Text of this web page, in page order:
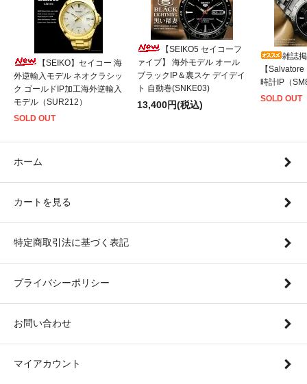
【SEIKO】セイコー 海
外逆輸入モデル ネオクラシッ
ク ゴールドIP加工海外逆輸入
モデル（SUR212）
SOLD OUT
【SEIKO5 セイコーフ
ァイブ】 海外モデル オール
ブラックIP＆裏スケ デイデイ
ト 自動巻(SNKE03)
13,400円(税込)
雑誌
【
時計IP（
SOLD OUT
ホーム
カートを見る
特定商取引法に基づく表記
プライバシーポリシー
お問い合わせ
マイアカウント